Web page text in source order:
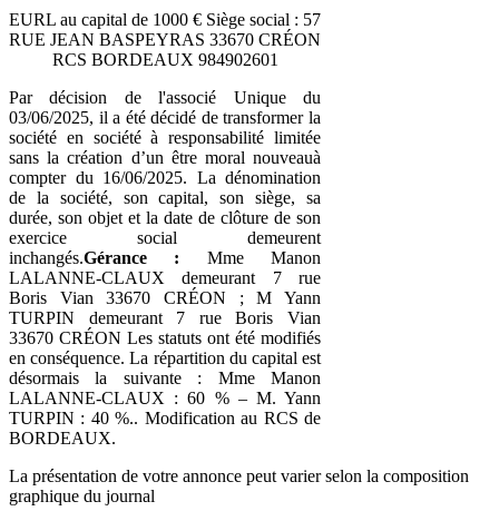
EURL au capital de 1000 € Siège social : 57
RUE JEAN BASPEYRAS 33670 CRÉON
RCS BORDEAUX 984902601
Par décision de l'associé Unique du
03/06/2025, il a été décidé de transformer la
société en société à responsabilité limitée
sans la création d’un être moral nouveauà
compter du 16/06/2025. La dénomination
de la société, son capital, son siège, sa
durée, son objet et la date de clôture de son
exercice social demeurent
inchangés.Gérance : Mme Manon
LALANNE-CLAUX demeurant 7 rue
Boris Vian 33670 CRÉON ; M Yann
TURPIN demeurant 7 rue Boris Vian
33670 CRÉON Les statuts ont été modifiés
en conséquence. La répartition du capital est
désormais la suivante : Mme Manon
LALANNE-CLAUX : 60 % – M. Yann
TURPIN : 40 %.. Modification au RCS de
BORDEAUX.
La présentation de votre annonce peut varier selon la composition
graphique du journal